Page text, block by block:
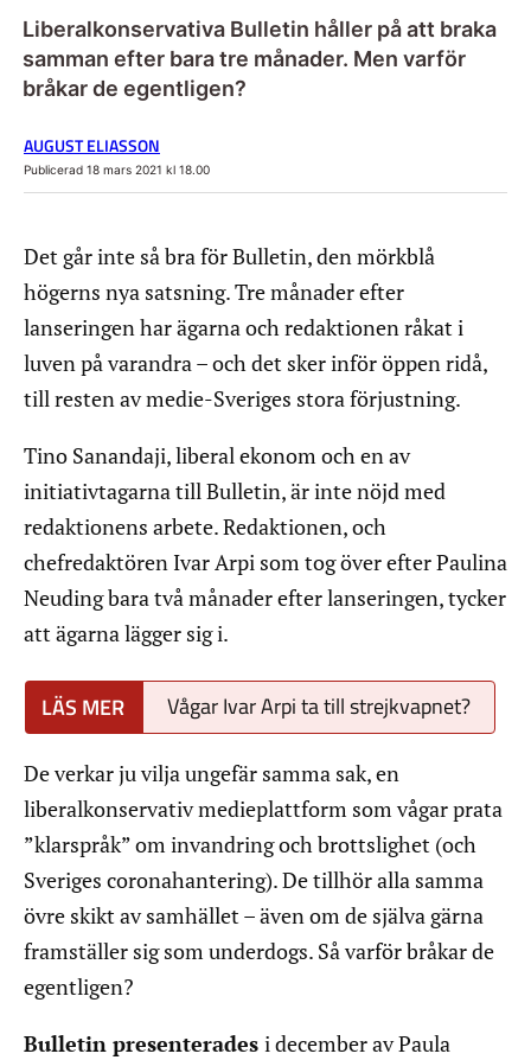
Liberalkonservativa Bulletin håller på att braka
samman efter bara tre månader. Men varför
bråkar de egentligen?
AUGUST ELIASSON
Publicerad 18 mars 2021 kl 18.00
Det går inte så bra för Bulletin, den mörkblå
högerns nya satsning. Tre månader efter
lanseringen har ägarna och redaktionen råkat i
luven på varandra – och det sker inför öppen ridå,
till resten av medie-Sveriges stora förjustning.
Tino Sanandaji, liberal ekonom och en av
initiativtagarna till Bulletin, är inte nöjd med
redaktionens arbete. Redaktionen, och
chefredaktören Ivar Arpi som tog över efter Paulina
Neuding bara två månader efter lanseringen, tycker
att ägarna lägger sig i.
Vågar Ivar Arpi ta till strejkvapnet?
De verkar ju vilja ungefär samma sak, en
liberalkonservativ medieplattform som vågar prata
”klarspråk” om invandring och brottslighet (och
Sveriges coronahantering). De tillhör alla samma
övre skikt av samhället – även om de själva gärna
framställer sig som underdogs. Så varför bråkar de
egentligen?
Bulletin presenterades i december av Paula